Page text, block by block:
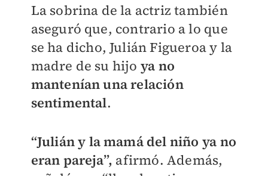
La sobrina de la actriz también
aseguró que, contrario a lo que
se ha dicho, Julián Figueroa y la
madre de su hijo ya no
mantenían una relación
sentimental.
“Julián y la mamá del niño ya no
eran pareja”, afirmó. Además,